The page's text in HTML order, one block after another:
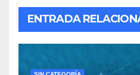
ENTRADA